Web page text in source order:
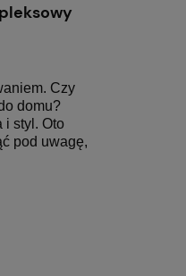
Czy
domu?
i styl. Oto
pod uwagę,